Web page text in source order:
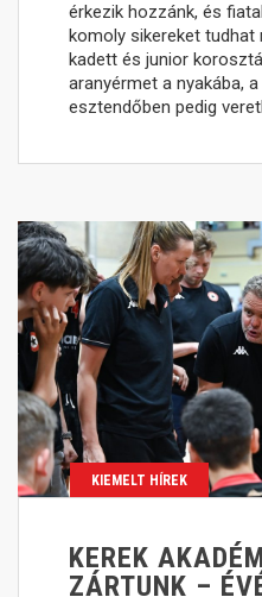
érkezik hozzánk, és
komoly sikereket tudhat
kadett és junior
aranyérmet a nyakába,
esztendőben pedig
KIEMELT HÍREK
KEREK
ZÁRTUNK –